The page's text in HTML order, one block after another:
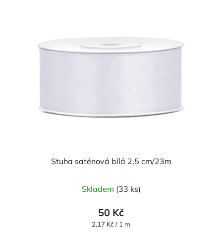
Stuha saténová bílá 2,5 cm/23m
hodnocení
produktu
je
Skladem (33 ks)
50 Kč
Měrná
2,17 Kč / 1 m